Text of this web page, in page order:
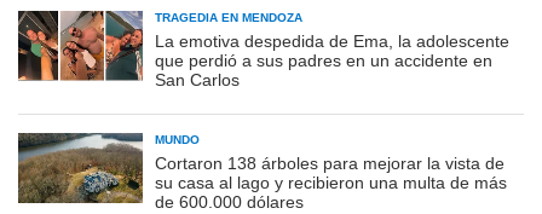
TRAGEDIA EN MENDOZA
La emotiva despedida de Ema, la adolescente
que perdió a sus padres en un accidente en
San Carlos
MUNDO
Cortaron 138 árboles para mejorar la vista de
su casa al lago y recibieron una multa de más
de 600.000 dólares